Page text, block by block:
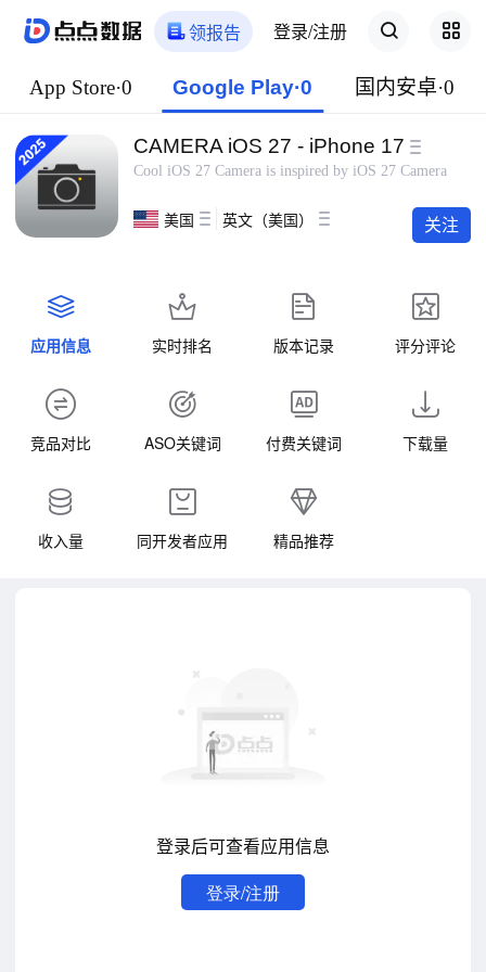
领报告 登录/注册
App Store·0 Google Play·0 国内安卓·0
CAMERA iOS 27 - iPhone 17
Cool iOS 27 Camera is inspired by iOS 27 Camera
美国 英文（美国） 关注
应用信息 实时排名 版本记录 评分评论
竞品对比 ASO关键词 付费关键词 下载量
收入量 同开发者应用 精品推荐
登录后可查看应用信息
登录/注册